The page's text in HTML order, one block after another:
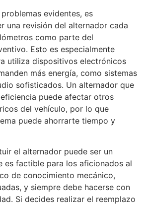
evidentes, es
una revisión del alternador cada
como parte del
Esto es especialmente
utiliza dispositivos electrónicos
más energía, como sistemas
sofisticados. Un alternador que
puede afectar otros
del vehículo, por lo que
puede ahorrarte tiempo y
el alternador puede ser un
es factible para los aficionados al
de conocimiento mecánico,
y siempre debe hacerse con
Si decides realizar el reemplazo